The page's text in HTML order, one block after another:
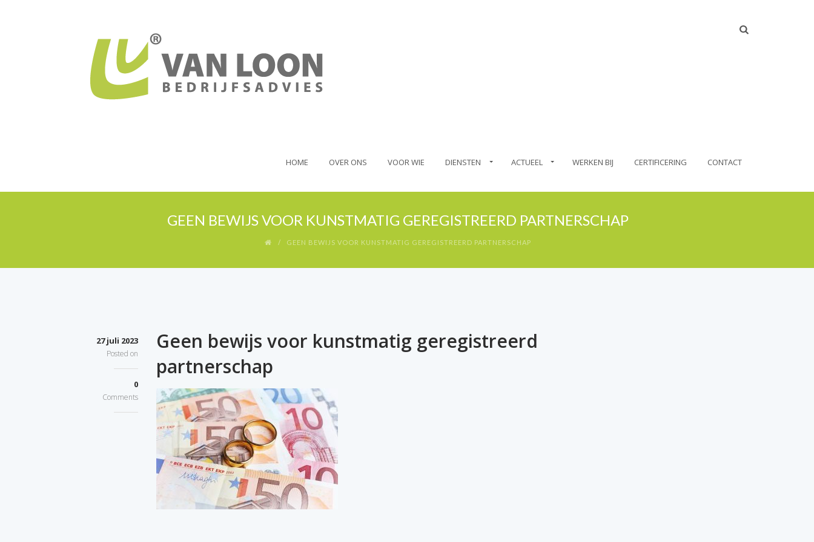
HOME OVER ONS VOOR WIE DIENSTEN ACTUEEL WERKEN BIJ CERTIFICERING CONTACT
GEEN BEWIJS VOOR KUNSTMATIG GEREGISTREERD PARTNERSCHAP
GEEN BEWIJS VOOR KUNSTMATIG GEREGISTREERD PARTNERSCHAP
27 juli 2023
Posted on
0
Comments
Geen bewijs voor kunstmatig geregistreerd
partnerschap